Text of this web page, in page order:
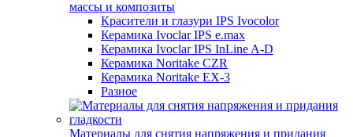
массы и композиты
Красители и глазури IPS Ivocolor
Керамика Ivoclar IPS e.max
Керамика Ivoclar IPS InLine A-D
Керамика Noritake CZR
Керамика Noritake EX-3
Разное
Материалы для снятия напряжения и придания